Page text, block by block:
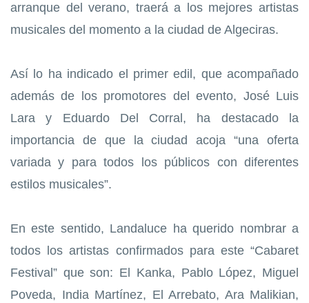
arranque del verano, traerá a los mejores artistas
musicales del momento a la ciudad de Algeciras.
Así lo ha indicado el primer edil, que acompañado
además de los promotores del evento, José Luis
Lara y Eduardo Del Corral, ha destacado la
importancia de que la ciudad acoja “una oferta
variada y para todos los públicos con diferentes
estilos musicales”.
En este sentido, Landaluce ha querido nombrar a
todos los artistas confirmados para este “Cabaret
Festival” que son: El Kanka, Pablo López, Miguel
Poveda, India Martínez, El Arrebato, Ara Malikian,